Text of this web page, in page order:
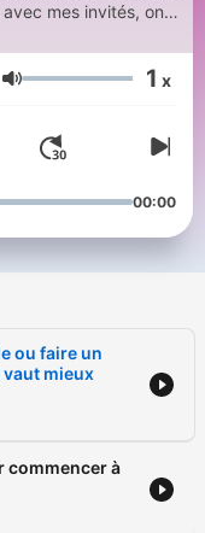
j’accompagne les
Hébergé par
pour
Volume 1 x
00:00
ou faire un
mieux
commencer à